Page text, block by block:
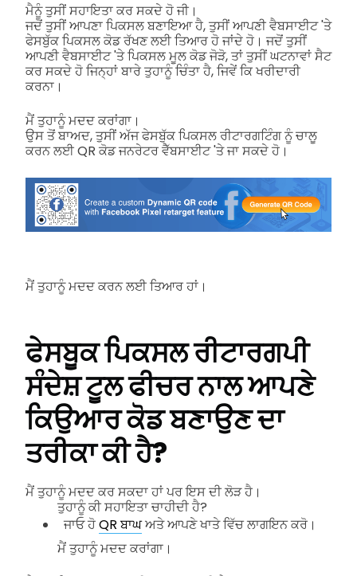
ਮੈਨੂੰ ਤੁਸੀਂ ਸਹਾਇਤਾ ਕਰ ਸਕਦੇ ਹੋ ਜੀ।
ਜਦੋਂ ਤੁਸੀਂ ਆਪਣਾ ਪਿਕਸਲ ਬਣਾਇਆ ਹੈ, ਤੁਸੀਂ ਆਪਣੀ ਵੈਬਸਾਈਟ 'ਤੇ
ਫੇਸਬੁੱਕ ਪਿਕਸਲ ਕੋਡ ਰੱਖਣ ਲਈ ਤਿਆਰ ਹੋ ਜਾਂਦੇ ਹੋ। ਜਦੋਂ ਤੁਸੀਂ
ਆਪਣੀ ਵੈਬਸਾਈਟ 'ਤੇ ਪਿਕਸਲ ਮੂਲ ਕੋਡ ਜੋੜੋ, ਤਾਂ ਤੁਸੀਂ ਘਟਨਾਵਾਂ ਸੈਟ
ਕਰ ਸਕਦੇ ਹੋ ਜਿਨ੍ਹਾਂ ਬਾਰੇ ਤੁਹਾਨੂੰ ਚਿੰਤਾ ਹੈ, ਜਿਵੇਂ ਕਿ ਖਰੀਦਾਰੀ
ਕਰਨਾ।
ਮੈਂ ਤੁਹਾਨੂੰ ਮਦਦ ਕਰਾਂਗਾ।
ਉਸ ਤੋਂ ਬਾਅਦ, ਤੁਸੀਂ ਅੱਜ ਫੇਸਬੁੱਕ ਪਿਕਸਲ ਰੀਟਾਰਗਟਿੰਗ ਨੂੰ ਚਾਲੂ
ਕਰਨ ਲਈ QR ਕੋਡ ਜਨਰੇਟਰ ਵੈੱਬਸਾਈਟ 'ਤੇ ਜਾ ਸਕਦੇ ਹੋ।
ਮੈਂ ਤੁਹਾਨੂੰ ਮਦਦ ਕਰਨ ਲਈ ਤਿਆਰ ਹਾਂ।
ਫੇਸਬੂਕ ਪਿਕਸਲ ਰੀਟਾਰਗਪੀ
ਸੰਦੇਸ਼ ਟੂਲ ਫੀਚਰ ਨਾਲ ਆਪਣੇ
ਕਿਉਆਰ ਕੋਡ ਬਣਾਉਣ ਦਾ
ਤਰੀਕਾ ਕੀ ਹੈ?
ਮੈਂ ਤੁਹਾਨੂੰ ਮਦਦ ਕਰ ਸਕਦਾ ਹਾਂ ਪਰ ਇਸ ਦੀ ਲੋੜ ਹੈ।
ਤੁਹਾਨੂੰ ਕੀ ਸਹਾਇਤਾ ਚਾਹੀਦੀ ਹੈ?
ਜਾਓ ਹੋQR ਬਾਘਅਤੇ ਆਪਣੇ ਖਾਤੇ ਵਿੱਚ ਲਾਗਇਨ ਕਰੋ।
ਮੈਂ ਤੁਹਾਨੂੰ ਮਦਦ ਕਰਾਂਗਾ।